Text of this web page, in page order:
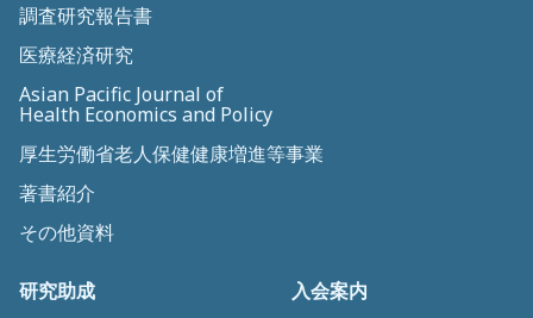
調査研究報告書
医療経済研究
Asian Pacific Journal of
Health Economics and Policy
厚生労働省老人保健健康増進等事業
著書紹介
その他資料
研究助成
入会案内